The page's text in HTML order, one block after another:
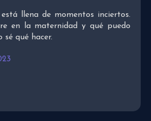
llena de momentos inciertos.
en la maternidad y qué puedo
sé qué hacer.